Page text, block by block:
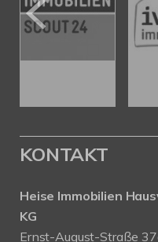
KONTAKT
Heise Immobilien
KG
Ernst-August-Straße